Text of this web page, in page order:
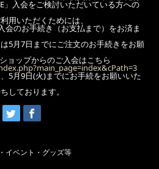
」入会をご検討いただいている方への
用いただくためには、
会のお手続き（お支払まで）をお済ま
5月7日までにご注文のお手続きをお願
ョップからのご入会はこちら
5月9日(火)までにお手続をお願いいた
しております。
イベント・グッズ等